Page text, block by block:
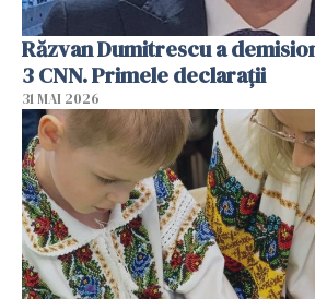
Răzvan Dumitrescu a
3 CNN. Primele declarații
31 MAI 2026